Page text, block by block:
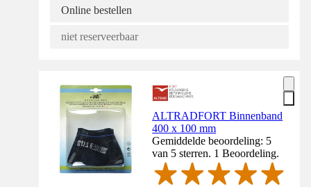
Online bestellen
niet reserveerbaar
ALTRADFORT Binnenband
400 x 100 mm
Gemiddelde beoordeling: 5
van 5 sterren. 1 Beoordeling.